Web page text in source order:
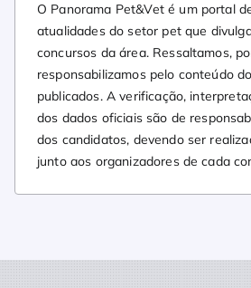
O Panorama Pet&Vet é um portal
atualidades do setor pet que
concursos da área. Ressaltamos,
responsabilizamos pelo conteúdo
publicados. A verificação,
dos dados oficiais são de
dos candidatos, devendo ser
junto aos organizadores de cada